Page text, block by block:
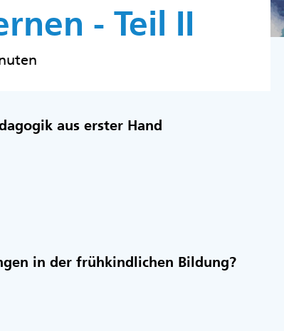
- Teil II
aus erster Hand
in der frühkindlichen Bildung?